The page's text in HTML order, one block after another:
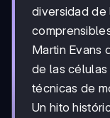
diversidad de
Martin Evans
de las células
técnicas de
Un hito